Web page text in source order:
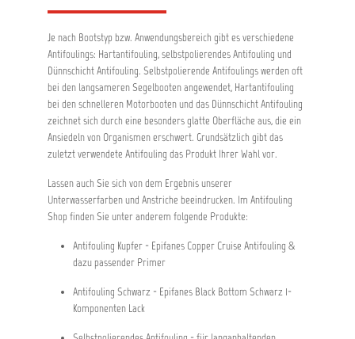
Je nach Bootstyp bzw. Anwendungsbereich gibt es verschiedene
Antifoulings: Hartantifouling, selbstpolierendes Antifouling und
Dünnschicht Antifouling. Selbstpolierende Antifoulings werden oft
bei den langsameren Segelbooten angewendet, Hartantifouling
bei den schnelleren Motorbooten und das Dünnschicht Antifouling
zeichnet sich durch eine besonders glatte Oberfläche aus, die ein
Ansiedeln von Organismen erschwert. Grundsätzlich gibt das
zuletzt verwendete Antifouling das Produkt Ihrer Wahl vor.
Lassen auch Sie sich von dem Ergebnis unserer
Unterwasserfarben und Anstriche beeindrucken. Im Antifouling
Shop finden Sie unter anderem folgende Produkte:
Antifouling Kupfer - Epifanes Copper Cruise Antifouling &
dazu passender Primer
Antifouling Schwarz - Epifanes Black Bottom Schwarz 1-
Komponenten Lack